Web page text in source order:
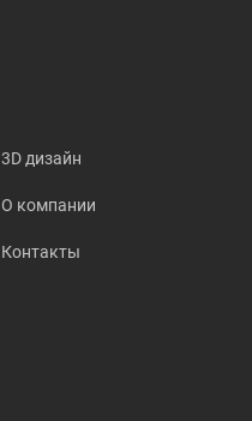
3D дизайн
О компании
Контакты